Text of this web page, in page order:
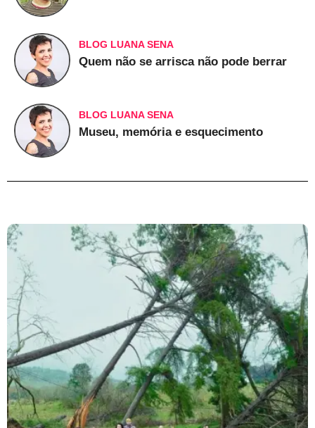
BLOG LUANA SENA
Quem não se arrisca não pode berrar
BLOG LUANA SENA
Museu, memória e esquecimento